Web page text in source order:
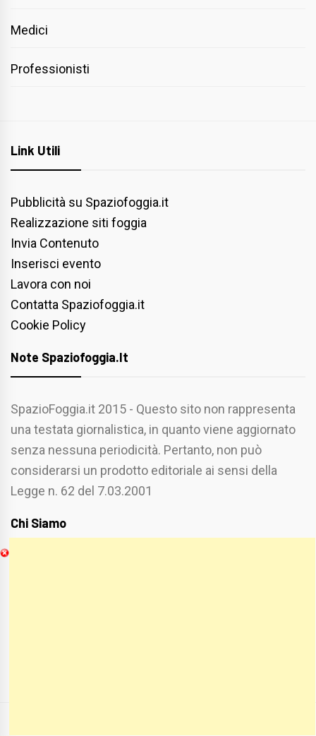
Medici
Professionisti
Link Utili
Pubblicità su Spaziofoggia.it
Realizzazione siti foggia
Invia Contenuto
Inserisci evento
Lavora con noi
Contatta Spaziofoggia.it
Cookie Policy
Note Spaziofoggia.it
SpazioFoggia.it 2015 - Questo sito non rappresenta
una testata giornalistica, in quanto viene aggiornato
senza nessuna periodicità. Pertanto, non può
considerarsi un prodotto editoriale ai sensi della
Legge n. 62 del 7.03.2001
Chi Siamo